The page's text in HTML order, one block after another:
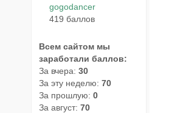
gogodancer
419 баллов
Всем сайтом мы
заработали баллов:
За вчера: 30
За эту неделю: 70
За прошлую: 0
За август: 70